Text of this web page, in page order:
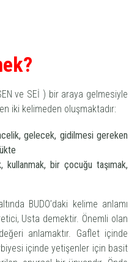
ve SEİ ) bir araya gelmesiyle
iki kelimeden oluşmaktadır:
gelecek, gidilmesi gereken
kullanmak, bir çocuğu taşımak,
BUDO’daki kelime anlamı
Usta demektir. Önemli olan
anlamaktır. Gaflet içinde
içinde yetişenler için basit